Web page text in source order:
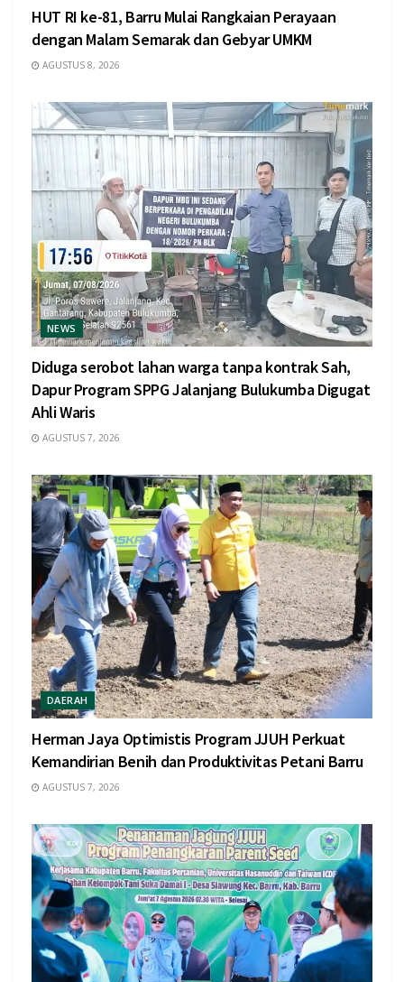
HUT RI ke-81, Barru Mulai Rangkaian Perayaan
dengan Malam Semarak dan Gebyar UMKM
AGUSTUS 8, 2026
NEWS
Diduga serobot lahan warga tanpa kontrak Sah,
Dapur Program SPPG Jalanjang Bulukumba Digugat
Ahli Waris
AGUSTUS 7, 2026
DAERAH
Herman Jaya Optimistis Program JJUH Perkuat
Kemandirian Benih dan Produktivitas Petani Barru
AGUSTUS 7, 2026